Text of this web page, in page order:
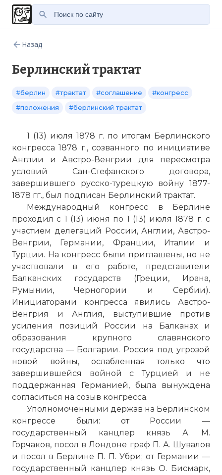
Назад
Берлинский трактат
#берлин #трактат #соглашение
#конгресс
#положения
#берлинский трактат
1 (13) июля 1878 г. по итогам Берлинского
конгресса 1878 г., созванного по инициативе
Англии и Австро-Венгрии для пересмотра
условий Сан-Стефанского договора,
завершившего русско-турецкую войну 1877-
1878 гг., был подписан Берлинский трактат.
Международный конгресс в Берлине
проходил с 1 (13) июня по 1 (13) июля 1878 г. с
участием делегаций России, Англии, Австро-
Венгрии, Германии, Франции, Италии и
Турции. На конгресс были приглашены, но не
участвовали в его работе, представители
Балканских государств (Греции, Ирана,
Румынии, Черногории и Сербии).
Инициаторами конгресса явились Австро-
Венгрия и Англия, выступившие против
усиления позиций России на Балканах и
образования крупного славянского
государства — Болгарии. Россия под угрозой
новой войны, ослабленная только что
завершившейся войной с Турцией и не
поддержанная Германией, была вынуждена
согласиться на созыв конгресса.
Уполномоченными держав на Берлинском
конгрессе были: от России —
государственный канцлер князь А. М.
Горчаков, посол в Лондоне граф П. А. Шувалов
и посол в Берлине П. П. Убри; от Германии —
государственный канцлер князь О. Бисмарк,